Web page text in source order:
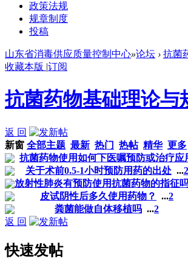
政策法规
规章制度
投稿
山东省消毒供应质量控制中心»论坛 › 抗菌
收藏本版 |订阅
抗菌药物基础理论与
返 回
新窗 全部主题 最新 热门 热帖 精华 更多
抗菌药物使用如何下医嘱预防或治疗应
关于术前0.5-1小时预防用药的出处 ...2
放射性肺炎有预防使用抗菌药物的指征
皮试阴性后多久使用药物？
...2
粪菌能做自体移植吗 ...2
返 回
快速发帖